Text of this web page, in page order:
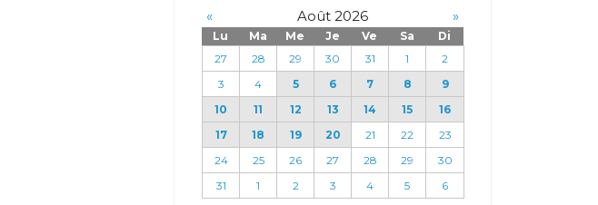
« Août 2026 »
Lu Ma Me Je Ve Sa
Di
27
28 29 30 31 1
2
3
4 5 6 7 8
9
10
11 12 13 14 15
16
17
18 19 20 21 22
23
24
25 26 27 28 29
30
31
1 2 3 4 5 6